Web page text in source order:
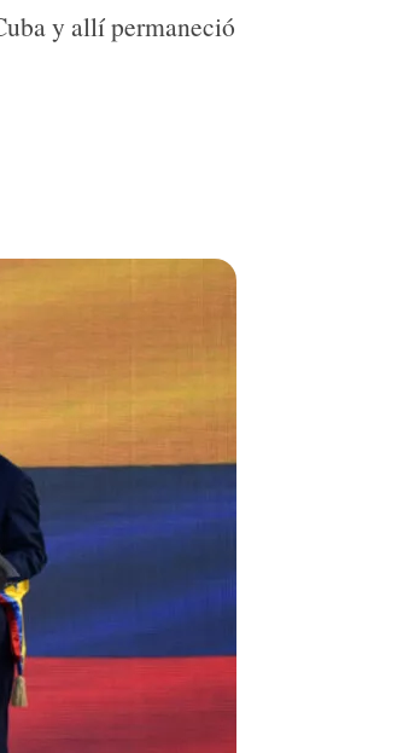
y allí permaneció